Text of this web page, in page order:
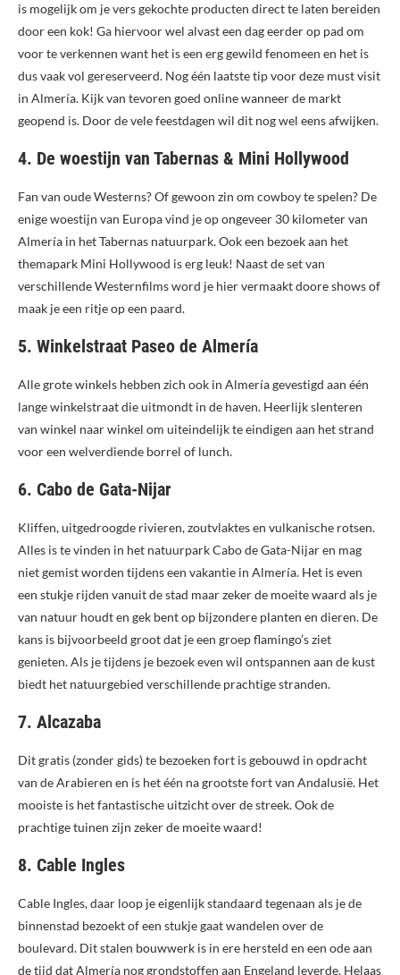
is mogelijk om je vers gekochte producten direct te laten bereiden
door een kok! Ga hiervoor wel alvast een dag eerder op pad om
voor te verkennen want het is een erg gewild fenomeen en het is
dus vaak vol gereserveerd. Nog één laatste tip voor deze must visit
in Almería. Kijk van tevoren goed online wanneer de markt
geopend is. Door de vele feestdagen wil dit nog wel eens afwijken.
4. De woestijn van Tabernas & Mini Hollywood
Fan van oude Westerns? Of gewoon zin om cowboy te spelen? De
enige woestijn van Europa vind je op ongeveer 30 kilometer van
Almería in het Tabernas natuurpark. Ook een bezoek aan het
themapark Mini Hollywood is erg leuk! Naast de set van
verschillende Westernfilms word je hier vermaakt doore shows of
maak je een ritje op een paard.
5. Winkelstraat Paseo de Almería
Alle grote winkels hebben zich ook in Almería gevestigd aan één
lange winkelstraat die uitmondt in de haven. Heerlijk slenteren
van winkel naar winkel om uiteindelijk te eindigen aan het strand
voor een welverdiende borrel of lunch.
6. Cabo de Gata-Nijar
Kliffen, uitgedroogde rivieren, zoutvlaktes en vulkanische rotsen.
Alles is te vinden in het natuurpark Cabo de Gata-Nijar en mag
niet gemist worden tijdens een vakantie in Almería. Het is even
een stukje rijden vanuit de stad maar zeker de moeite waard als je
van natuur houdt en gek bent op bijzondere planten en dieren. De
kans is bijvoorbeeld groot dat je een groep flamingo’s ziet
genieten. Als je tijdens je bezoek even wil ontspannen aan de kust
biedt het natuurgebied verschillende prachtige stranden.
7. Alcazaba
Dit gratis (zonder gids) te bezoeken fort is gebouwd in opdracht
van de Arabieren en is het één na grootste fort van Andalusië. Het
mooiste is het fantastische uitzicht over de streek. Ook de
prachtige tuinen zijn zeker de moeite waard!
8. Cable Ingles
Cable Ingles, daar loop je eigenlijk standaard tegenaan als je de
binnenstad bezoekt of een stukje gaat wandelen over de
boulevard. Dit stalen bouwwerk is in ere hersteld en een ode aan
de tijd dat Almería nog grondstoffen aan Engeland leverde. Helaas